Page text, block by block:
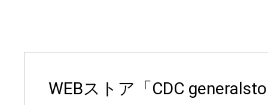
WEBストア「CDC